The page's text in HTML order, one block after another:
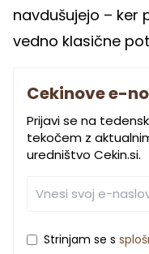
navdušujejo – ker
vedno klasične
Cekinove e-
Prijavi se na
tekočem z
uredništvo Cekin.si.
Strinjam se s